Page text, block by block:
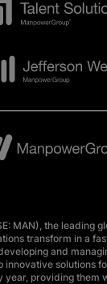
MAN), the leading
transform in a
and
innovative solutions
year, providing them